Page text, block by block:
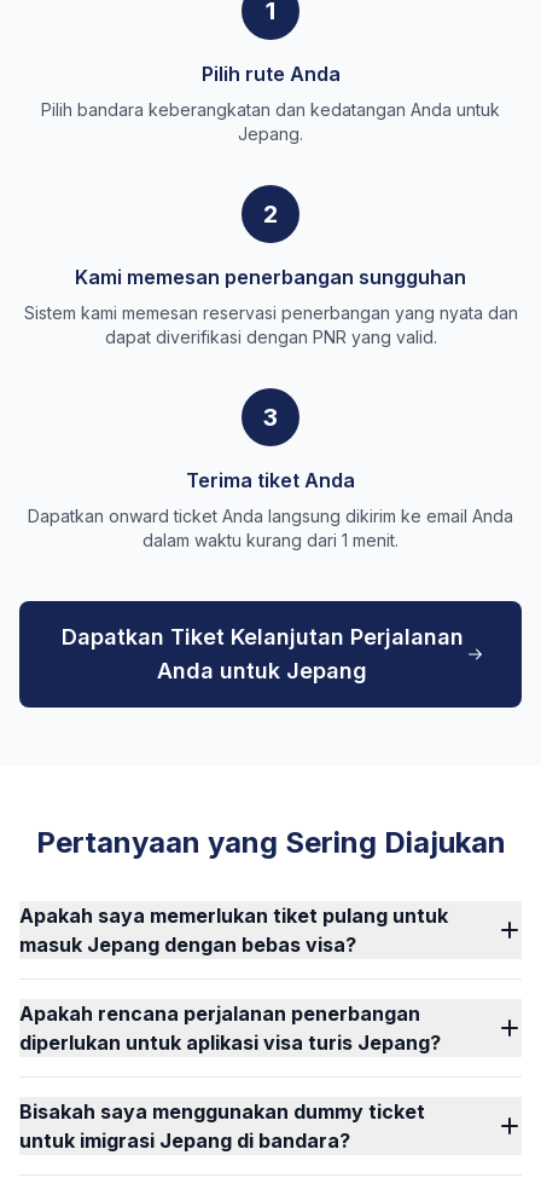
1
Pilih rute Anda
Pilih bandara keberangkatan dan kedatangan Anda untuk
Jepang.
2
Kami memesan penerbangan sungguhan
Sistem kami memesan reservasi penerbangan yang nyata dan
dapat diverifikasi dengan PNR yang valid.
3
Terima tiket Anda
Dapatkan onward ticket Anda langsung dikirim ke email Anda
dalam waktu kurang dari 1 menit.
Dapatkan Tiket Kelanjutan Perjalanan
Anda untuk Jepang
Pertanyaan yang Sering Diajukan
Apakah saya memerlukan tiket pulang untuk
masuk Jepang dengan bebas visa?
Apakah rencana perjalanan penerbangan
diperlukan untuk aplikasi visa turis Jepang?
Bisakah saya menggunakan dummy ticket
untuk imigrasi Jepang di bandara?